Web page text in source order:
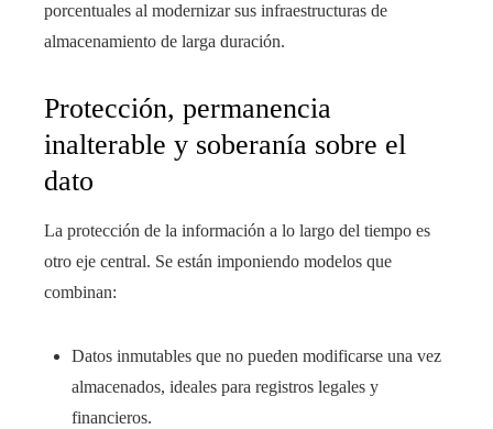
porcentuales al modernizar sus infraestructuras de
almacenamiento de larga duración.
Protección, permanencia
inalterable y soberanía sobre el
dato
La protección de la información a lo largo del tiempo es
otro eje central. Se están imponiendo modelos que
combinan:
Datos inmutables que no pueden modificarse una vez
almacenados, ideales para registros legales y
financieros.